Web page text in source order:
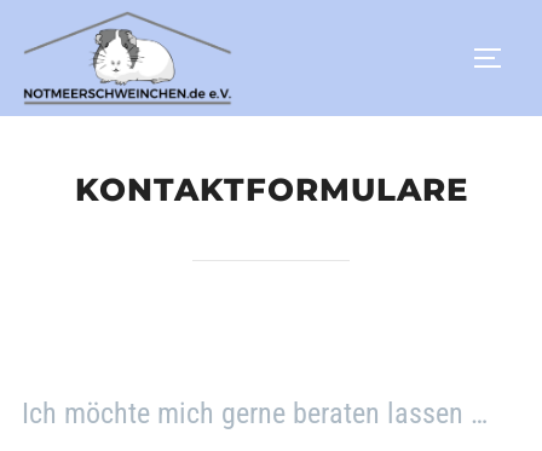
Inhalt
KONTAKTFORMULARE
Ich möchte mich gerne beraten lassen …